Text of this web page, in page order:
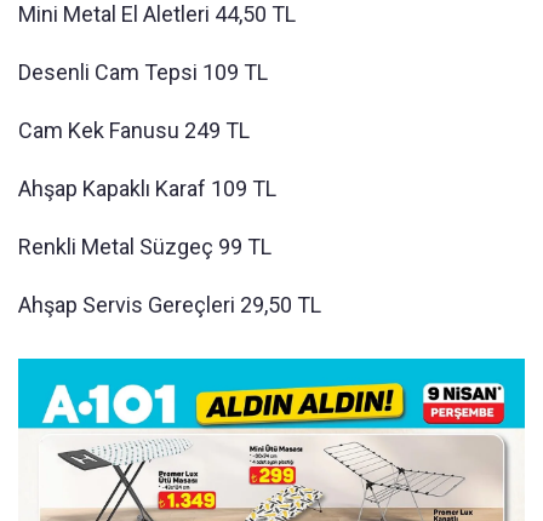
Mini Metal El Aletleri 44,50 TL
Desenli Cam Tepsi 109 TL
Cam Kek Fanusu 249 TL
Ahşap Kapaklı Karaf 109 TL
Renkli Metal Süzgeç 99 TL
Ahşap Servis Gereçleri 29,50 TL